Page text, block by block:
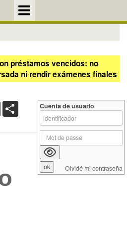
préstamos vencidos: no
ni rendir exámenes finales
Copy
Link
Cuenta de usuario
Olvidé mi contraseña